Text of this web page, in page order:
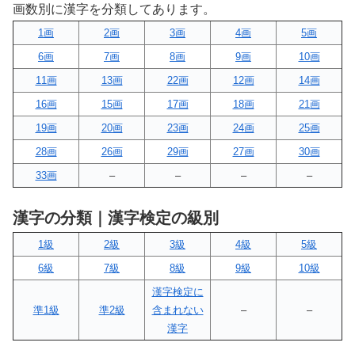
画数別に漢字を分類してあります。
1画 2画 3画 4画
5画
6画
7画 8画 9画
10画
11画
13画 22画 12画
14画
16画
15画 17画 18画
21画
19画
20画 23画 24画
25画
28画
26画 29画 27画
30画
33画
– – – –
漢字の分類｜漢字検定の級別
1級 2級 3級 4級
5級
6級
7級 8級 9級 10級
準1級 準2級
漢字検定に
含まれない
漢字
– –